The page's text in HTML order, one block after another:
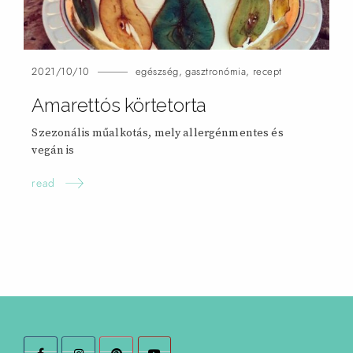
2021/10/10 egészség,gasztronómia, recept
Amarettós körtetorta
Szezonális műalkotás, mely allergénmentes és
vegán is
read